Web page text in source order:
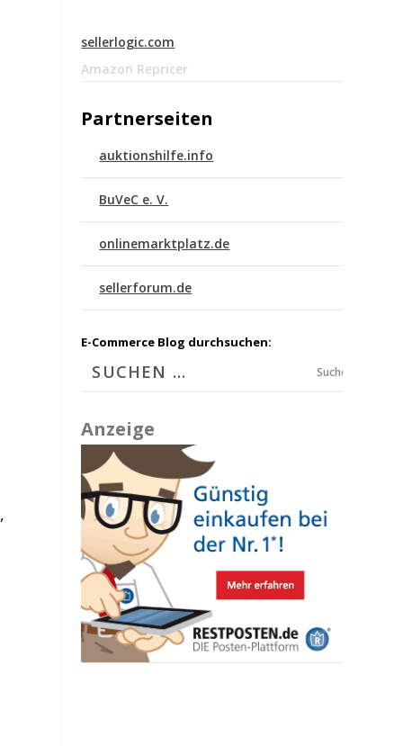
,
sellerlogic.com
Amazon Repricer
Partnerseiten
auktionshilfe.info
BuVeC e. V.
onlinemarktplatz.de
sellerforum.de
E-Commerce Blog durchsuchen:
Suchen
Anzeige